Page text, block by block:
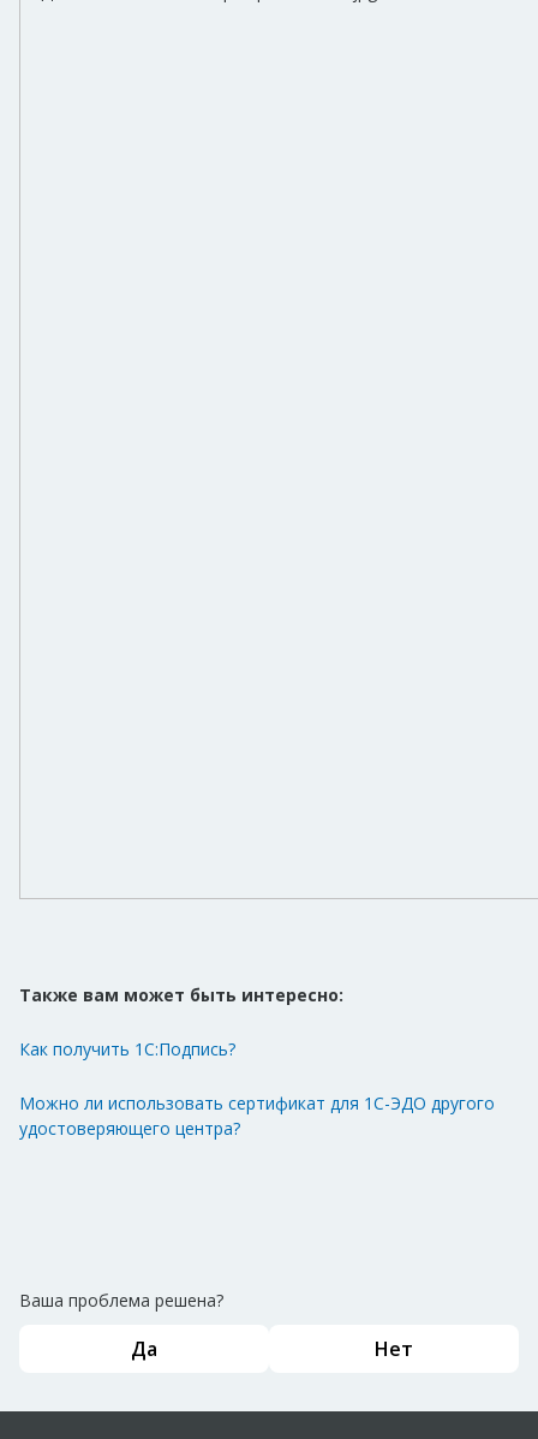
Также вам может быть интересно:
Как получить 1С:Подпись?
Можно ли использовать сертификат для 1С-ЭДО другого
удостоверяющего центра?
Ваша проблема решена?
Да Нет